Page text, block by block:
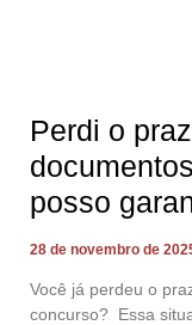
Perdi o
posso
28 de novembro de
Você já perdeu o
concurso? Essa